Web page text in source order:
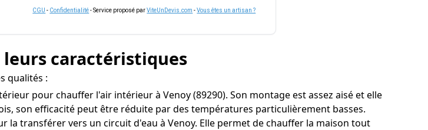
CGU - Confidentialité- Service proposé parViteUnDevis.com -Vous êtes un artisan ?
leurs caractéristiques
qualités :
pour chauffer l'air intérieur à Venoy (89290). Son montage est assez aisé et elle
son efficacité peut être réduite par des températures particulièrement basses.
la transférer vers un circuit d'eau à Venoy. Elle permet de chauffer la maison tout